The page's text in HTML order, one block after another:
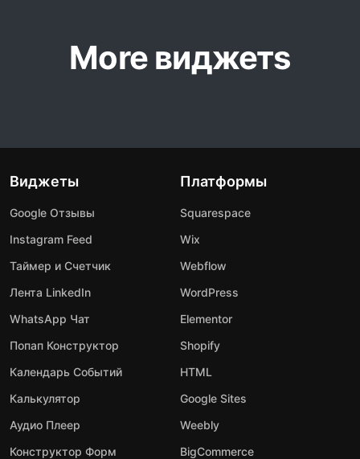
More виджетs
Виджеты
Google Отзывы
Instagram Feed
Таймер и Счетчик
Лента LinkedIn
WhatsApp Чат
Попап Конструктор
Календарь Событий
Калькулятор
Аудио Плеер
Конструктор Форм
Платформы
Squarespace
Wix
Webflow
WordPress
Elementor
Shopify
HTML
Google Sites
Weebly
BigCommerce